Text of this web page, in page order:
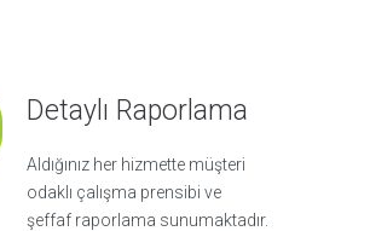
Detaylı Raporlama
Aldığınız her hizmette müşteri
odaklı çalışma prensibi ve
şeffaf raporlama sunumaktadır.